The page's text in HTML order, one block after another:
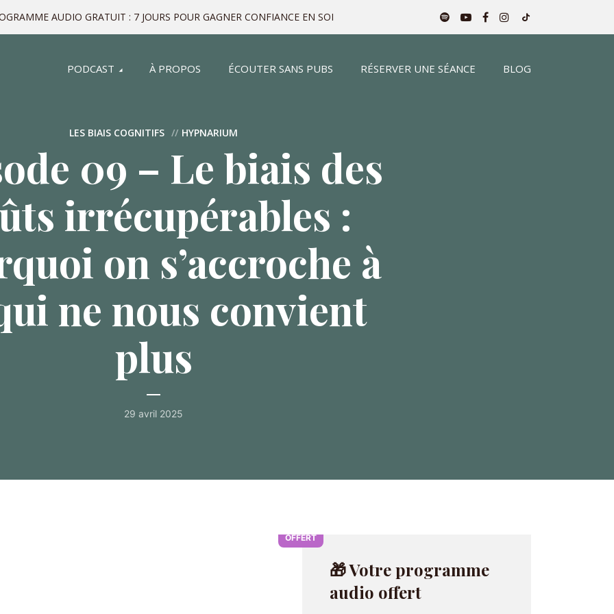
AUDIO GRATUIT : 7 JOURS POUR GAGNER CONFIANCE EN SOI
PODCAST À PROPOS ÉCOUTER SANS PUBS RÉSERVER UNE SÉANCE BLOG
LES BIAIS COGNITIFS HYPNARIUM
09 – Le biais des
irrécupérables :
on s’accroche à
ne nous convient
plus
29 avril 2025
🎁 Votre programme
audio offert
OFFERT